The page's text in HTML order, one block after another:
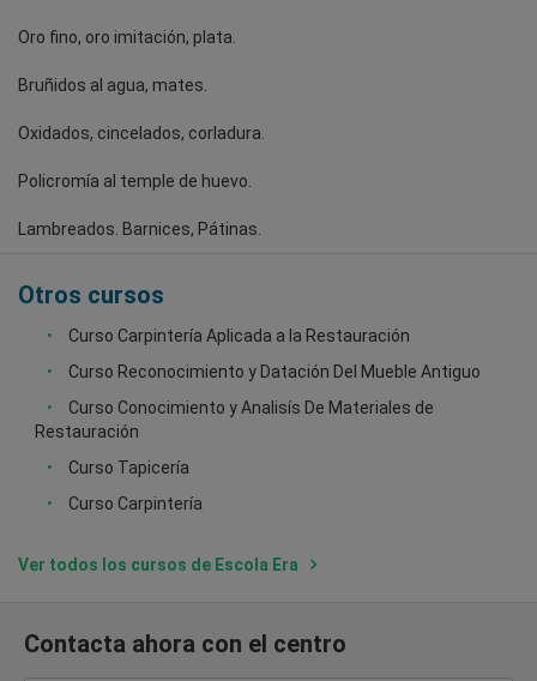
Oro fino, oro imitación, plata.
Bruñidos al agua, mates.
Oxidados, cincelados, corladura.
Policromía al temple de huevo.
Lambreados. Barnices, Pátinas.
Otros cursos
Curso Carpintería Aplicada a la Restauración
Curso Reconocimiento y Datación Del Mueble Antiguo
Curso Conocimiento y Analisís De Materiales de
Restauración
Curso Tapicería
Curso Carpintería
Ver todos los cursos de Escola Era
Contacta ahora con el centro